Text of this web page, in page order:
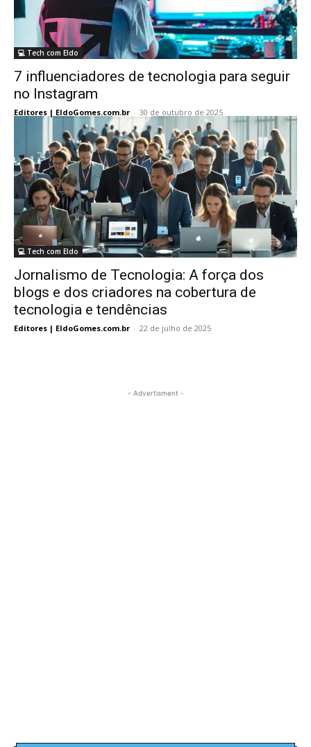
💻 Tech com Eldo
7 influenciadores de tecnologia para seguir
no Instagram
Editores | EldoGomes.com.br - 30 de outubro de 2025
💻 Tech com Eldo
Jornalismo de Tecnologia: A força dos
blogs e dos criadores na cobertura de
tecnologia e tendências
Editores | EldoGomes.com.br - 22 de julho de 2025
- Advertisment -